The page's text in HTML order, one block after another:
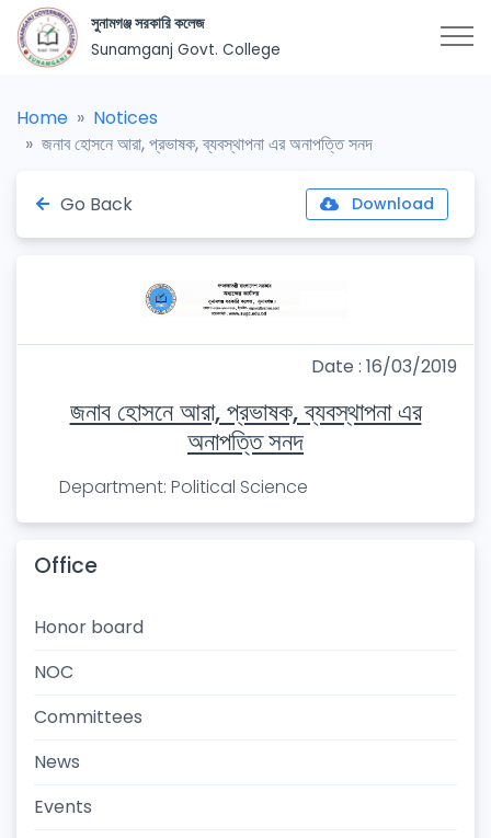
সুনামগঞ্জ সরকারি কলেজ
Sunamganj Govt. College
Home
Notices
জনাব হোসনে আরা, প্রভাষক, ব্যবস্থাপনা এর অনাপত্তি সনদ
Go Back Download
Date : 16/03/2019
জনাব হোসনে আরা, প্রভাষক, ব্যবস্থাপনা এর
অনাপত্তি সনদ
Department: Political Science
Office
Honor board
NOC
Committees
News
Events